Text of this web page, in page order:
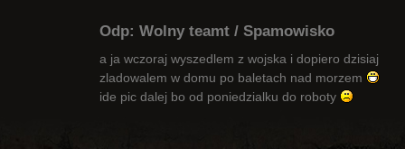
Odp: Wolny teamt / Spamowisko
a ja wczoraj wyszedlem z wojska i dopiero dzisiaj
zladowalem w domu po baletach nad morzem
ide pic dalej bo od poniedzialku do roboty